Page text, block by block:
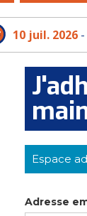
Espace
Adresse